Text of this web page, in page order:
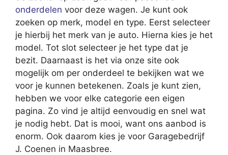
onderdelen voor deze wagen. Je kunt ook
zoeken op merk, model en type. Eerst selecteer
je hierbij het merk van je auto. Hierna kies je het
model. Tot slot selecteer je het type dat je
bezit. Daarnaast is het via onze site ook
mogelijk om per onderdeel te bekijken wat we
voor je kunnen betekenen. Zoals je kunt zien,
hebben we voor elke categorie een eigen
pagina. Zo vind je altijd eenvoudig en snel wat
je nodig hebt. Dat is mooi, want ons aanbod is
enorm. Ook daarom kies je voor Garagebedrijf
J. Coenen in Maasbree.